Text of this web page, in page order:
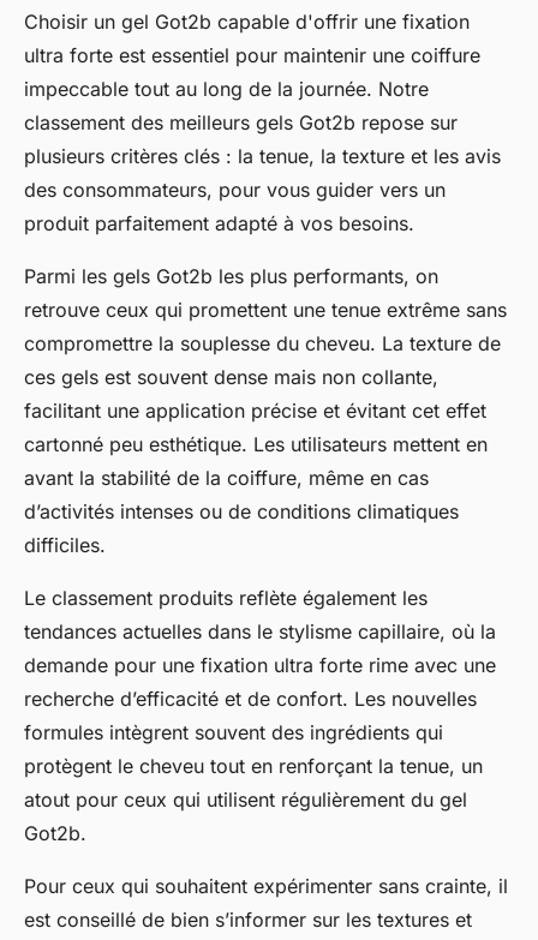
Choisir un gel Got2b capable d'offrir une fixation
ultra forte est essentiel pour maintenir une coiffure
impeccable tout au long de la journée. Notre
classement des meilleurs gels Got2b repose sur
plusieurs critères clés : la tenue, la texture et les avis
des consommateurs, pour vous guider vers un
produit parfaitement adapté à vos besoins.
Parmi les gels Got2b les plus performants, on
retrouve ceux qui promettent une tenue extrême sans
compromettre la souplesse du cheveu. La texture de
ces gels est souvent dense mais non collante,
facilitant une application précise et évitant cet effet
cartonné peu esthétique. Les utilisateurs mettent en
avant la stabilité de la coiffure, même en cas
d’activités intenses ou de conditions climatiques
difficiles.
Le classement produits reflète également les
tendances actuelles dans le stylisme capillaire, où la
demande pour une fixation ultra forte rime avec une
recherche d’efficacité et de confort. Les nouvelles
formules intègrent souvent des ingrédients qui
protègent le cheveu tout en renforçant la tenue, un
atout pour ceux qui utilisent régulièrement du gel
Got2b.
Pour ceux qui souhaitent expérimenter sans crainte, il
est conseillé de bien s’informer sur les textures et